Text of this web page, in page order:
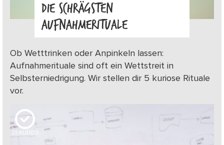
DIE SCHRÄGSTEN
AUFNAHMERITUALE
Ob Wetttrinken oder Anpinkeln lassen:
Aufnahmerituale sind oft ein Wettstreit in
Selbsterniedrigung. Wir stellen dir 5 kuriose Rituale
vor.
23 KUDOS